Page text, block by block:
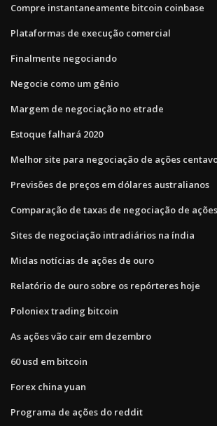
Compre instantaneamente bitcoin coinbase
Plataformas de execução comercial
Finalmente negociando
Negocie como um gênio
Margem de negociação no etrade
Estoque falhará 2020
Melhor site para negociação de ações
Previsões de preços em dólares australianos
Comparação de taxas de negociação de
Sites de negociação intradiários na índia
Midas notícias de ações de ouro
Relatório de ouro sobre os repórteres hoje
Poloniex trading bitcoin
As ações vão cair em dezembro
60 usd em bitcoin
Forex china yuan
Programa de ações do reddit